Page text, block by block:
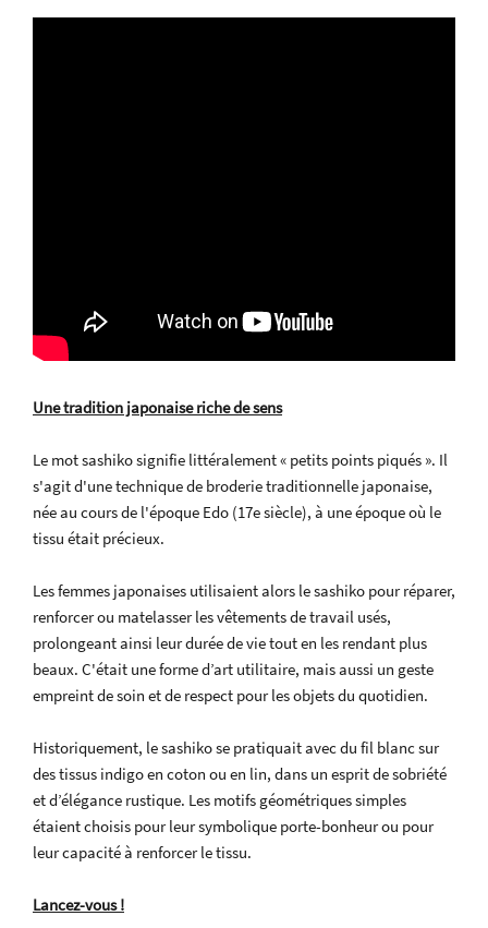
Une tradition japonaise riche de sens
Le mot sashiko signifie littéralement « petits points piqués ». Il
s'agit d'une technique de broderie traditionnelle japonaise,
née au cours de l'époque Edo (17e siècle), à une époque où le
tissu était précieux.
Les femmes japonaises utilisaient alors le sashiko pour réparer,
renforcer ou matelasser les vêtements de travail usés,
prolongeant ainsi leur durée de vie tout en les rendant plus
beaux. C'était une forme d’art utilitaire, mais aussi un geste
empreint de soin et de respect pour les objets du quotidien.
Historiquement, le sashiko se pratiquait avec du fil blanc sur
des tissus indigo en coton ou en lin, dans un esprit de sobriété
et d’élégance rustique. Les motifs géométriques simples
étaient choisis pour leur symbolique porte-bonheur ou pour
leur capacité à renforcer le tissu.
Lancez-vous !